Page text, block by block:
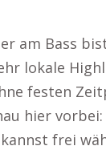
am Bass
lokale
festen
hier vorbei:
frei